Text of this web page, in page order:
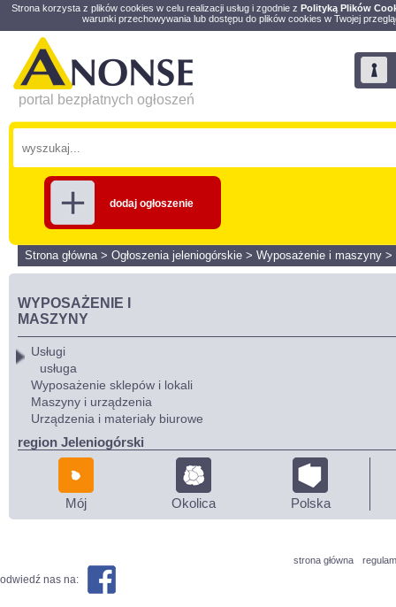
Strona korzysta z plików cookies w celu realizacji usług i zgodnie z Polityką Plików
warunki przechowywania lub dostępu do plików cookies w Twojej
portal bezpłatnych ogłoszeń
dodaj ogłoszenie
Strona główna> Ogłoszenia jeleniogórskie > Wyposażenie i maszyny >
WYPOSAŻENIE I
MASZYNY
Usługi
usługa
Wyposażenie sklepów i lokali
Maszyny i urządzenia
Urządzenia i materiały biurowe
region Jeleniogórski
Mój Okolica Polska
strona główna
odwiedź nas na: